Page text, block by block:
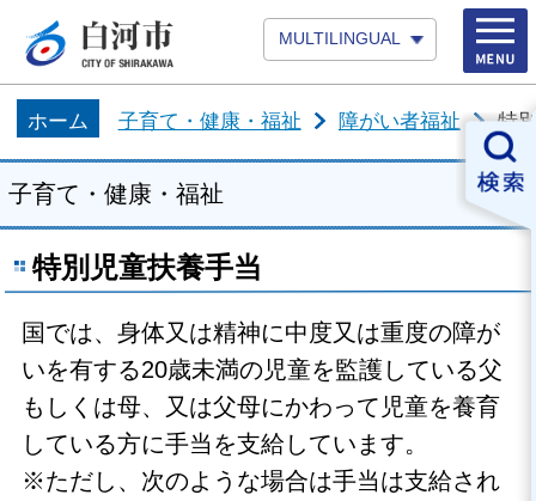
MULTILINGUAL
ホーム 子育て・健康・福祉 障がい者福祉 特
子育て・健康・福祉
特別児童扶養手当
国では、身体又は精神に中度又は重度の障が
いを有する20歳未満の児童を監護している父
もしくは母、又は父母にかわって児童を養育
している方に手当を支給しています。
※ただし、次のような場合は手当は支給され